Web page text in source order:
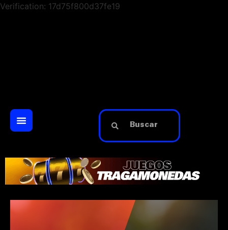
Verification: 17d75f800d37fe19